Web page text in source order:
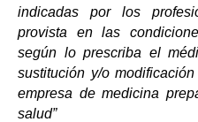
indicadas por los
provista en las
según lo prescriba el
sustitución y/o
empresa de medicina
salud”